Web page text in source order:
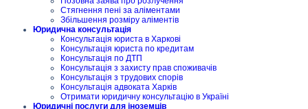
Стягнення пені за аліментами
Збільшення розміру аліментів
Юридична консультація
Консультація юриста в Харкові
Консультація юриста по кредитам
Консультація по ДТП
Консультація з захисту прав споживачів
Консультація з трудових спорів
Консультація адвоката Харків
Отримати юридичну консультацію в Україні
Юридичні послуги для іноземців